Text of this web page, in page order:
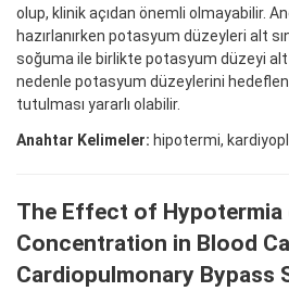
olup, klinik açıdan önemli olmayabilir.
hazırlanırken potasyum düzeyleri alt
soğuma ile birlikte potasyum düzeyi alt
nedenle potasyum düzeylerini
tutulması yararlı olabilir.
Anahtar Kelimeler: hipotermi,
The Effect of Hypotermia
Concentration in Blood
Cardiopulmonary Bypass